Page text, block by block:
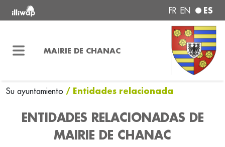
FR EN ES
MAIRIE DE CHANAC
Su ayuntamiento / Entidades relacionada
ENTIDADES RELACIONADAS DE
MAIRIE DE CHANAC